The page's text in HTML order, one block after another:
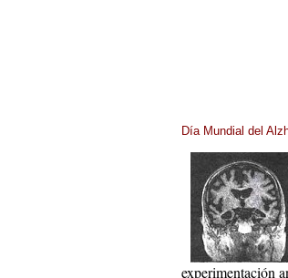
Día Mundial del
experimentación